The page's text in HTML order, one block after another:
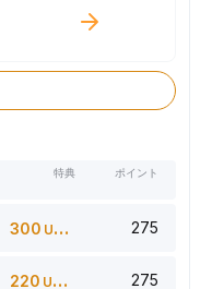
特典 ポイント
300 USDT 275
220 USDT 275